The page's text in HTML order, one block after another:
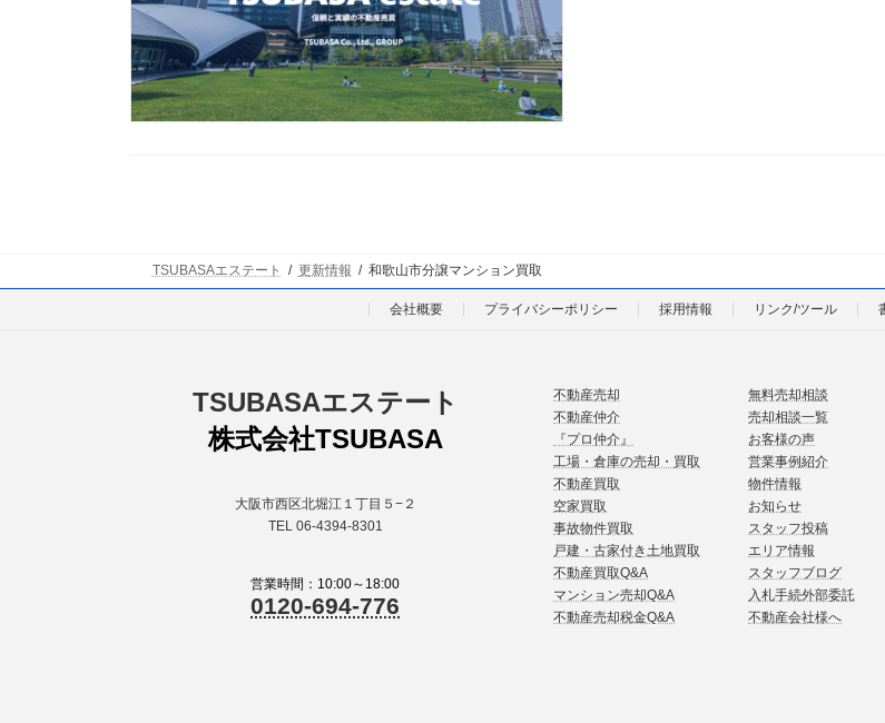
TSUBASAエステート 更新情報 和歌山市分譲マンション買取
会社概要 プライバシーポリシー 採用情報 リンク/ツール
TSUBASAエステート
株式会社TSUBASA
大阪市西区北堀江１丁目５−２
TEL 06-4394-8301
営業時間：10:00～18:00
0120-694-776
不動産売却
不動産仲介
『プロ仲介』
工場・倉庫の売却・買取
不動産買取
空家買取
事故物件買取
戸建・古家付き土地買取
不動産買取Q&A
マンション売却Q&A
不動産売却税金Q&A
無料売却相談
売却相談一覧
お客様の声
営業事例紹介
物件情報
お知らせ
スタッフ投稿
エリア情報
スタッフブログ
入札手続外部委託
不動産会社様へ